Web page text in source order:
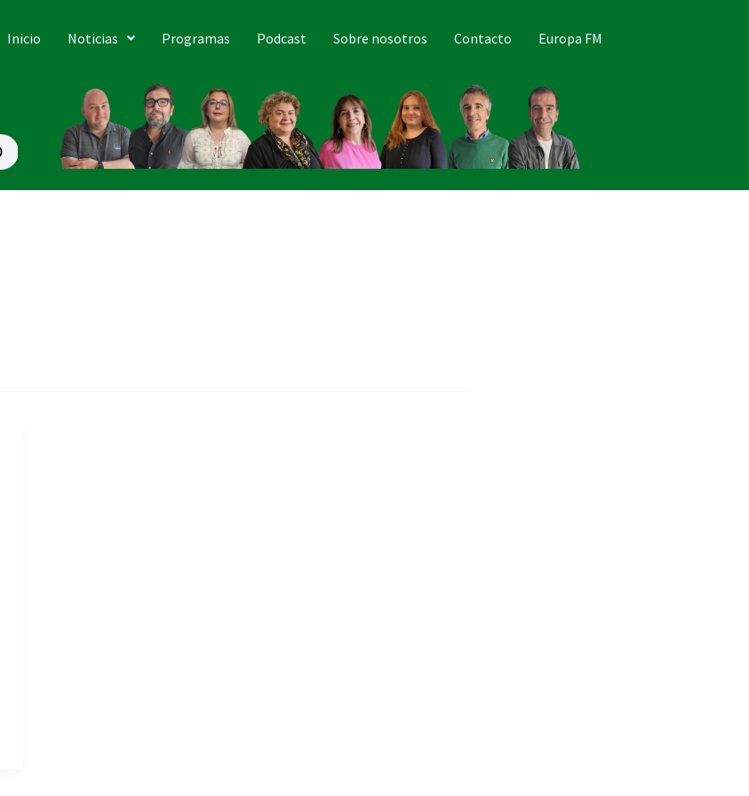
Inicio Noticias Programas Podcast Sobre nosotros Contacto Europa FM